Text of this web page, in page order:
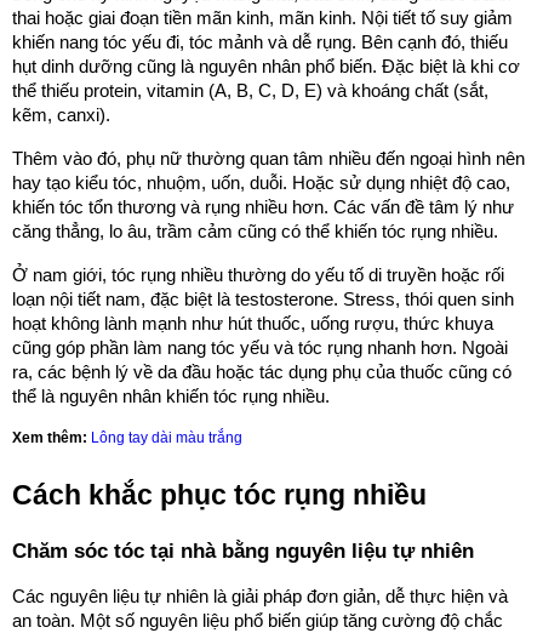
thai hoặc giai đoạn tiền mãn kinh, mãn kinh. Nội tiết tố suy giảm
khiến nang tóc yếu đi, tóc mảnh và dễ rụng. Bên cạnh đó, thiếu
hụt dinh dưỡng cũng là nguyên nhân phổ biến. Đặc biệt là khi cơ
thể thiếu protein, vitamin (A, B, C, D, E) và khoáng chất (sắt,
kẽm, canxi).
Thêm vào đó, phụ nữ thường quan tâm nhiều đến ngoại hình nên
hay tạo kiểu tóc, nhuộm, uốn, duỗi. Hoặc sử dụng nhiệt độ cao,
khiến tóc tổn thương và rụng nhiều hơn. Các vấn đề tâm lý như
căng thẳng, lo âu, trầm cảm cũng có thể khiến tóc rụng nhiều.
Ở nam giới, tóc rụng nhiều thường do yếu tố di truyền hoặc rối
loạn nội tiết nam, đặc biệt là testosterone. Stress, thói quen sinh
hoạt không lành mạnh như hút thuốc, uống rượu, thức khuya
cũng góp phần làm nang tóc yếu và tóc rụng nhanh hơn. Ngoài
ra, các bệnh lý về da đầu hoặc tác dụng phụ của thuốc cũng có
thể là nguyên nhân khiến tóc rụng nhiều.
Xem thêm: Lông tay dài màu trắng
Cách khắc phục tóc rụng nhiều
Chăm sóc tóc tại nhà bằng nguyên liệu tự nhiên
Các nguyên liệu tự nhiên là giải pháp đơn giản, dễ thực hiện và
an toàn. Một số nguyên liệu phổ biến giúp tăng cường độ chắc